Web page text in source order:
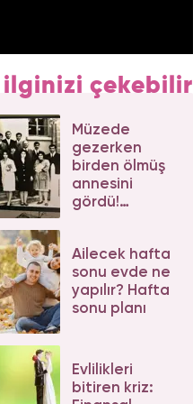
ilginizi çekebilir
Müzede
gezerken
birden ölmüş
annesini
gördü!
Ailecek hafta
sonu evde ne
yapılır? Hafta
sonu planı
Evlilikleri
bitiren kriz: